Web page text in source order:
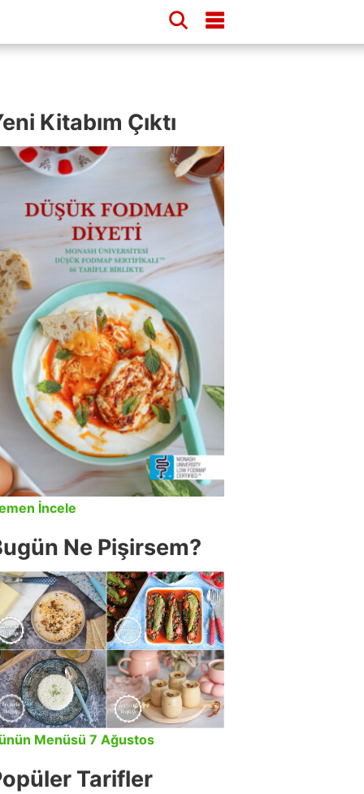
Kitabım Çıktı
İncele
Ne Pişirsem?
Menüsü 7 Ağustos
Tarifler